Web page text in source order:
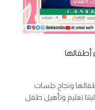
أطفالها
ونجاح جلسات
تعليم وتأهيل طفل